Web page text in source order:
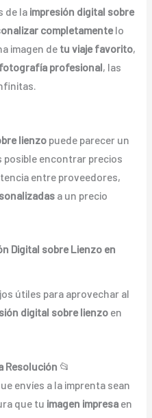
de la impresión digital sobre
completamentelo
imagen de tu viaje favorito,
fotografía profesional, las
lienzopuede parecer un
posible encontrar precios
entre proveedores,
a un precio
Digital sobre Lienzo en
útiles para aprovechar al
digital sobre lienzoen
Resolución 📂
envíes a la imprenta sean
que tu imagen impresaen